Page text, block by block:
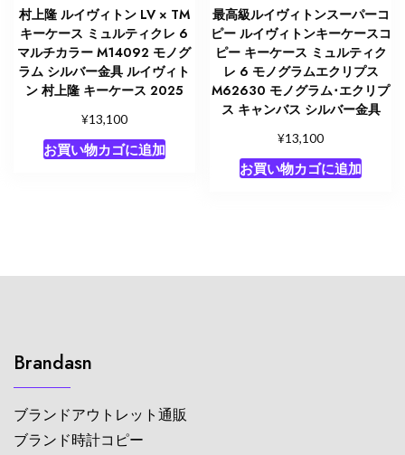
個
村上隆 ルイヴィトン LV × TM
キーケース ミュルティクレ 6
マルチカラー M14092 モノグ
ラム シルバー金具 ルイヴィト
ン 村上隆 キーケース 2025
¥13,100
お買い物カゴに追加
最高級ルイヴィトンスーパーコ
ピー ルイヴィトンキーケースコ
ピー キーケース ミュルティク
レ 6 モノグラムエクリプス
M62630 モノグラム･エクリプ
ス キャンバス シルバー金具
¥13,100
お買い物カゴに追加
Brandasn
ブランドアウトレット通販
ブランド時計コピー